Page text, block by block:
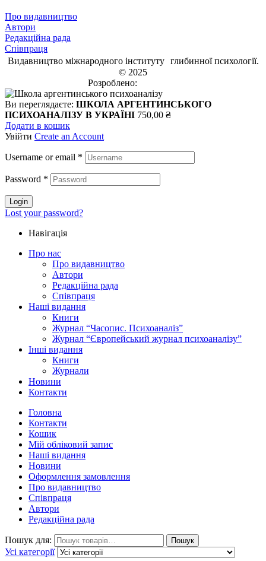
Про видавництво
Автори
Редакційна рада
Співпраця
Видавництво міжнародного інституту глибинної психології.
© 2025
Розроблено:
Ви переглядаєте: ШКОЛА АРГЕНТИНСЬКОГО
ПСИХОАНАЛІЗУ В УКРАЇНІ 750,00 ₴
Додати в кошик
Увійти Create an Account
Username or email *
Password *
Login
Lost your password?
Навігація
Про нас
Про видавництво
Автори
Редакційна рада
Співпраця
Наші видання
Книги
Журнал “Часопис. Психоаналіз”
Журнал “Європейський журнал психоаналізу”
Інші видання
Книги
Журнали
Новини
Контакти
Головна
Контакти
Кошик
Мій обліковий запис
Наші видання
Новини
Оформлення замовлення
Про видавництво
Співпраця
Автори
Редакційна рада
Пошук для: Пошук
Усі категорії